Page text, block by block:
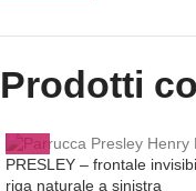
Prodotti
PRESLEY – frontale
riga naturale a sinistra